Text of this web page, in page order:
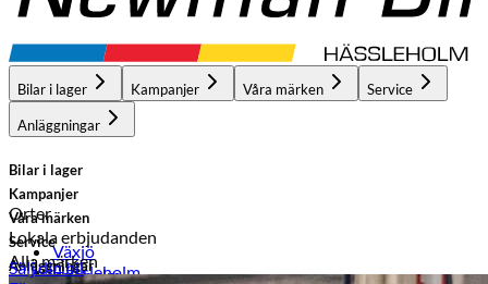
Bilar i lager Kampanjer Våra märken Service
Anläggningar
Bilar i lager
Orter
Växjö
Hässleholm
Kampanjer
Lokala erbjudanden
Hässleholm
Våra märken
Alla märken
Service
Anläggningar
Sälj din bil